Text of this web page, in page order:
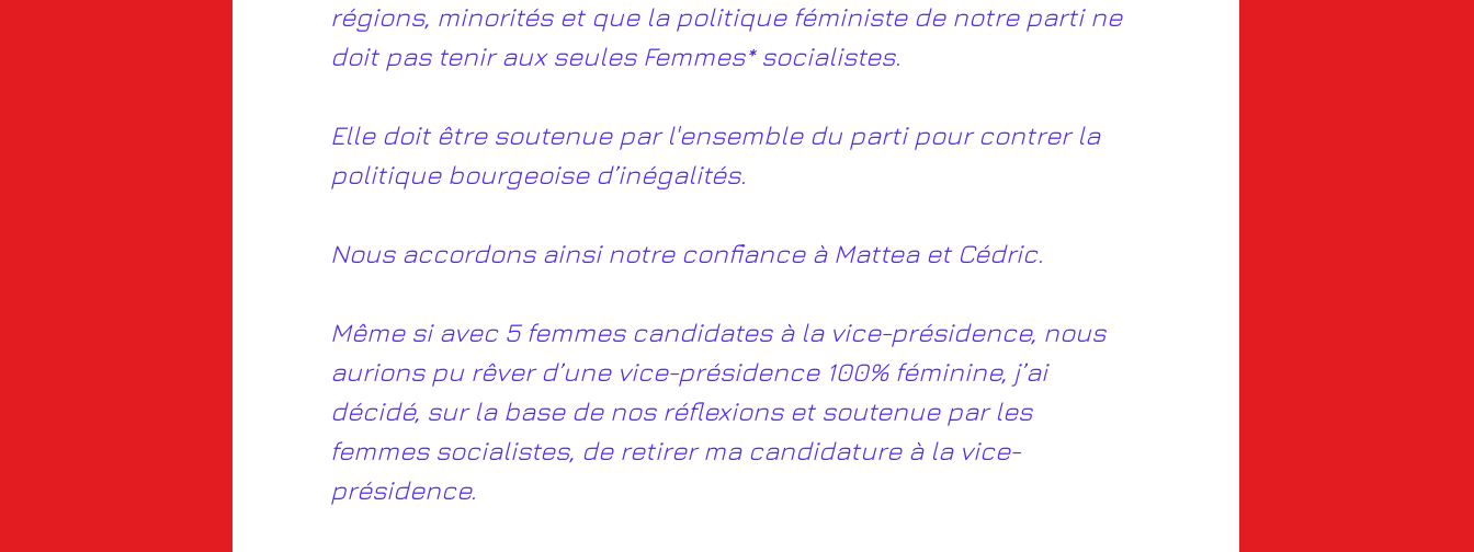
régions, minorités et que la politique féministe de notre parti ne
doit pas tenir aux seules Femmes* socialistes.
Elle doit être soutenue par l'ensemble du parti pour contrer la
politique bourgeoise d’inégalités.
Nous accordons ainsi notre confiance à Mattea et Cédric.
Même si avec 5 femmes candidates à la vice-présidence, nous
aurions pu rêver d’une vice-présidence 100% féminine, j’ai
décidé, sur la base de nos réflexions et soutenue par les
femmes socialistes, de retirer ma candidature à la vice-
présidence.